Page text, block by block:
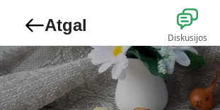
Atgal
Diskusijos